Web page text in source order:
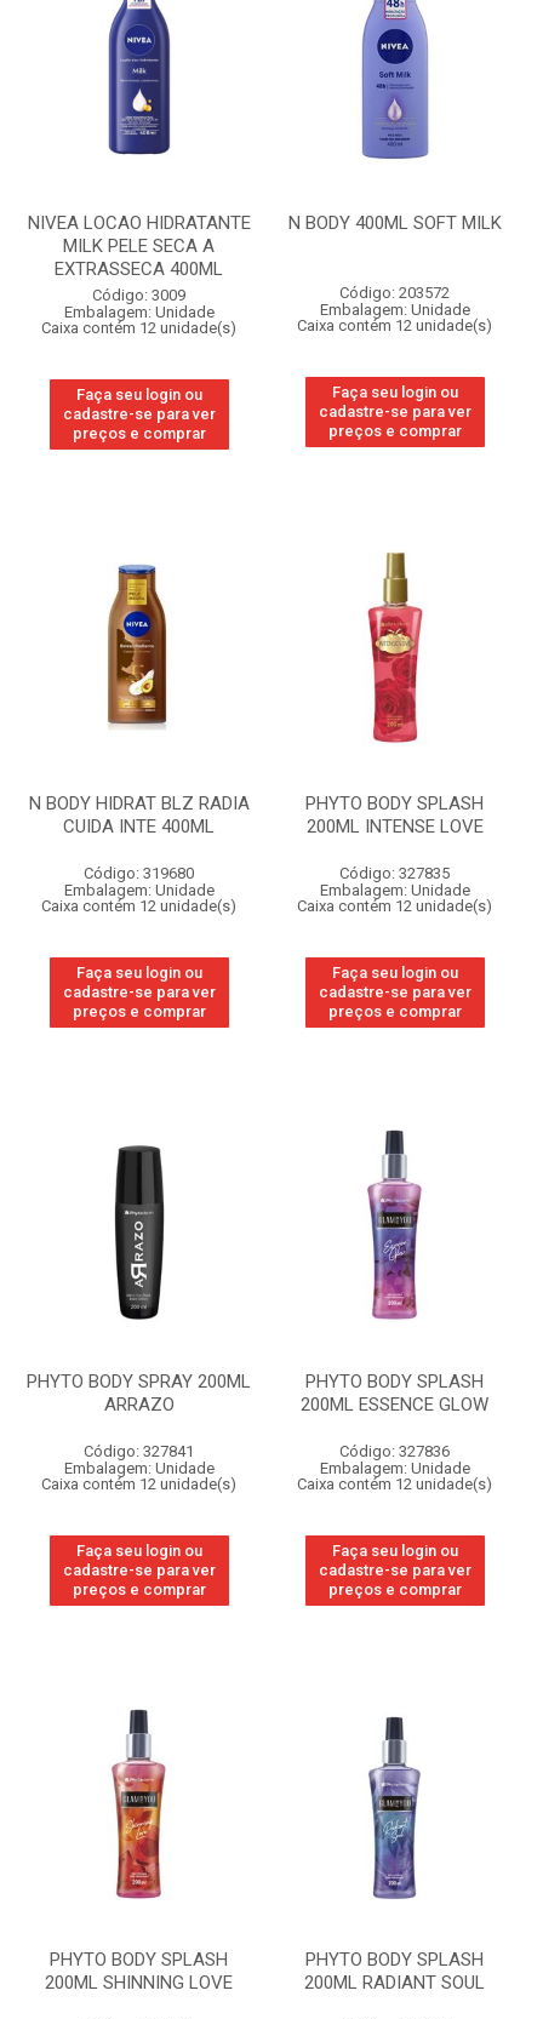
NIVEA LOCAO HIDRATANTE
MILK PELE SECA A
EXTRASSECA 400ML
Código: 3009
Embalagem: Unidade
Caixa contém 12 unidade(s)
Faça seu login ou
cadastre-se para ver
preços e comprar
N BODY 400ML SOFT MILK
Código: 203572
Embalagem: Unidade
Caixa contém 12 unidade(s)
Faça seu login ou
cadastre-se para ver
preços e comprar
N BODY HIDRAT BLZ RADIA
CUIDA INTE 400ML
Código: 319680
Embalagem: Unidade
Caixa contém 12 unidade(s)
Faça seu login ou
cadastre-se para ver
preços e comprar
PHYTO BODY SPLASH
200ML INTENSE LOVE
Código: 327835
Embalagem: Unidade
Caixa contém 12 unidade(s)
Faça seu login ou
cadastre-se para ver
preços e comprar
PHYTO BODY SPRAY 200ML
ARRAZO
Código: 327841
Embalagem: Unidade
Caixa contém 12 unidade(s)
Faça seu login ou
cadastre-se para ver
preços e comprar
PHYTO BODY SPLASH
200ML ESSENCE GLOW
Código: 327836
Embalagem: Unidade
Caixa contém 12 unidade(s)
Faça seu login ou
cadastre-se para ver
preços e comprar
PHYTO BODY SPLASH
200ML SHINNING LOVE
PHYTO BODY SPLASH
200ML RADIANT SOUL